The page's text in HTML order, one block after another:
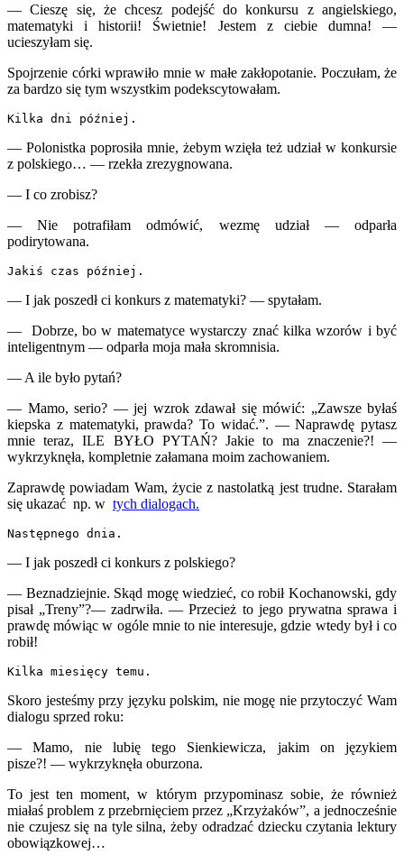
— Cieszę się, że chcesz podejść do konkursu z angielskiego,
matematyki i historii! Świetnie! Jestem z ciebie dumna! —
ucieszyłam się.
Spojrzenie córki wprawiło mnie w małe zakłopotanie. Poczułam, że
za bardzo się tym wszystkim podekscytowałam.
Kilka dni później.
— Polonistka poprosiła mnie, żebym wzięła też udział w konkursie
z polskiego… — rzekła zrezygnowana.
— I co zrobisz?
— Nie potrafiłam odmówić, wezmę udział —odparła
podirytowana.
Jakiś czas później.
— I jak poszedł ci konkurs z matematyki? — spytałam.
— Dobrze, bo w matematyce wystarczy znać kilka wzorów i być
inteligentnym — odparła moja mała skromnisia.
— A ile było pytań?
— Mamo, serio? — jej wzrok zdawał się mówić: „Zawsze byłaś
kiepska z matematyki, prawda? To widać.”. —Naprawdę pytasz
mnie teraz, ILE BYŁO PYTAŃ? Jakie to ma znaczenie?! —
wykrzyknęła, kompletnie załamana moim zachowaniem.
Zaprawdę powiadam Wam, życie z nastolatką jest trudne. Starałam
się ukazać np. w tych dialogach.
Następnego dnia.
— I jak poszedł ci konkurs z polskiego?
— Beznadziejnie. Skąd mogę wiedzieć, co robił Kochanowski, gdy
pisał „Treny”?— zadrwiła.— Przecież to jego prywatna sprawa i
prawdę mówiąc w ogóle mnie to nie interesuje, gdzie wtedy był i co
robił!
Kilka miesięcy temu.
Skoro jesteśmy przy języku polskim, nie mogę nie przytoczyć Wam
dialogu sprzed roku:
— Mamo, nie lubię tego Sienkiewicza, jakim on językiem
pisze?! — wykrzyknęła oburzona.
To jest ten moment, w którym przypominasz sobie, że również
miałaś problem z przebrnięciem przez „Krzyżaków”, a jednocześnie
nie czujesz się na tyle silna, żeby odradzać dziecku czytania lektury
obowiązkowej…